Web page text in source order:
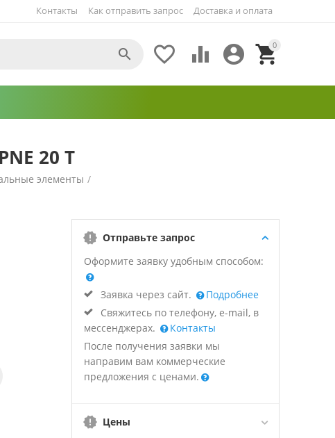
Как отправить запрос Доставка и оплата
Контакты
0


 

20 Т
элементы /
Отправьте запрос
Оформите заявку удобным способом:
Заявка через сайт.
Подробнее
Свяжитесь по телефону, e-mail, в
мессенджерах.
Контакты
После получения заявки мы
направим вам коммерческие
предложения с ценами.
Цены